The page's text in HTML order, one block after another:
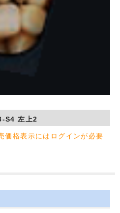
S4 左上2
価格表示にはログインが必要